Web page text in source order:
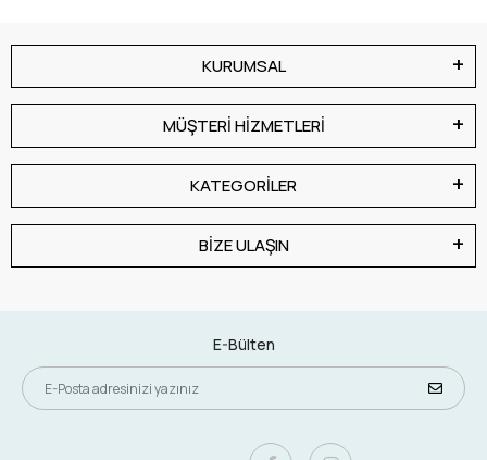
KURUMSAL
MÜŞTERİ HİZMETLERİ
KATEGORİLER
BİZE ULAŞIN
E-Bülten